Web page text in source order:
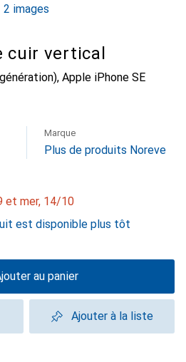
2 images
cuir vertical
Apple iPhone SE
Marque
Plus de produits Noreve
et mer, 14/10
est disponible plus tôt
au panier
Ajouter à la liste